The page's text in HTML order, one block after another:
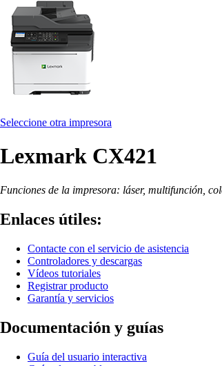
Seleccione otra impresora
Lexmark CX421
Funciones de la impresora: láser, multifunción,
Enlaces útiles:
Contacte con el servicio de asistencia
Controladores y descargas
Vídeos tutoriales
Registrar producto
Garantía y servicios
Documentación y guías
Guía del usuario interactiva